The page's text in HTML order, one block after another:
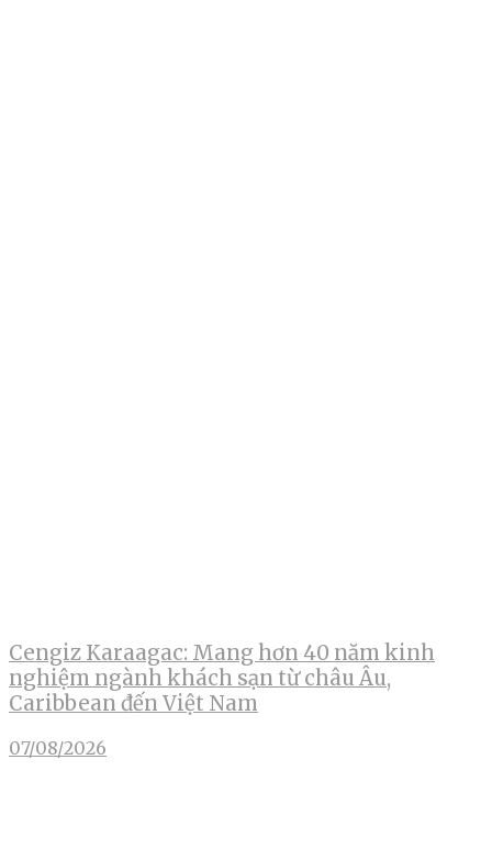
Cengiz Karaagac: Mang hơn 40 năm kinh
nghiệm ngành khách sạn từ châu Âu,
Caribbean đến Việt Nam
07/08/2026